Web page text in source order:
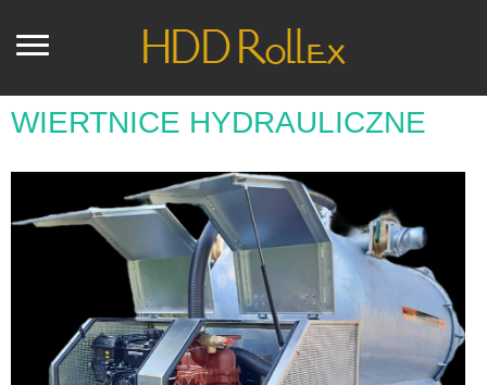
WIERTNICE HYDRAULICZNE